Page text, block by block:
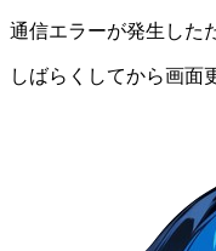
通信エラーが発生した
しばらくしてから画面